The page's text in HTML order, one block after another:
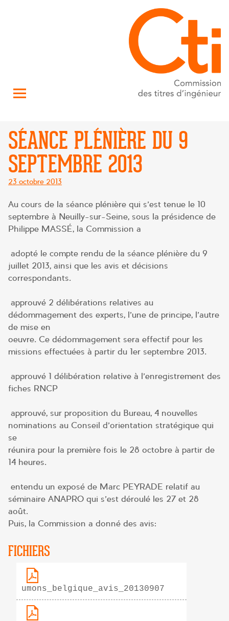
SÉANCE PLÉNIÈRE DU 9
SEPTEMBRE 2013
Posté
23 octobre 2013
Au cours de la séance plénière qui s’est tenue le 10
septembre à Neuilly-sur-Seine, sous la présidence de
Philippe MASSÉ, la Commission a
adopté le compte rendu de la séance plénière du 9
juillet 2013, ainsi que les avis et décisions
correspondants.
approuvé 2 délibérations relatives au
dédommagement des experts, l’une de principe, l’autre
de mise en
oeuvre. Ce dédommagement sera effectif pour les
missions effectuées à partir du 1er septembre 2013.
approuvé 1 délibération relative à l’enregistrement des
fiches RNCP
approuvé, sur proposition du Bureau, 4 nouvelles
nominations au Conseil d’orientation stratégique qui
se
réunira pour la première fois le 28 octobre à partir de
14 heures.
entendu un exposé de Marc PEYRADE relatif au
séminaire ANAPRO qui s’est déroulé les 27 et 28
août.
Puis, la Commission a donné des avis:
FICHIERS
umons_belgique_avis_20130907